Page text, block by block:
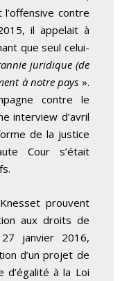
contre
il appelait à
que seul celui-
juridique (de
à notre pays ».
contre le
interview d’avril
de la justice
Cour s’était
prouvent
aux droits de
janvier 2016,
d’un projet de
d’égalité à la Loi